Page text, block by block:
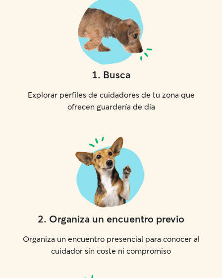
1. Busca
Explorar perfiles de cuidadores de tu zona que
ofrecen guardería de día
2. Organiza un encuentro previo
Organiza un encuentro presencial para conocer al
cuidador sin coste ni compromiso